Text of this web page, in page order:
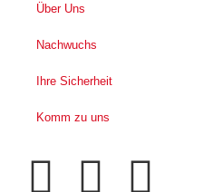
Über Uns
Nachwuchs
Ihre Sicherheit
Komm zu uns